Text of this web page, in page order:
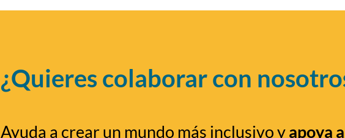
¿Quieres colaborar con
Ayuda a crear un mundo más inclusivo yapoya